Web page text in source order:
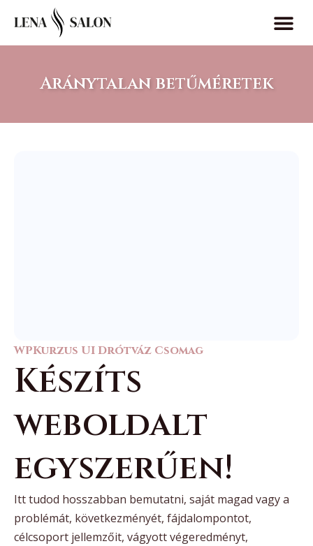
Aránytalan betűméretek
WPKurzus UI Drótváz Csomag
Készíts
weboldalt
egyszerűen!
Itt tudod hosszabban bemutatni, saját magad vagy a
problémát, következményét, fájdalompontot,
célcsoport jellemzőit, vágyott végeredményt,